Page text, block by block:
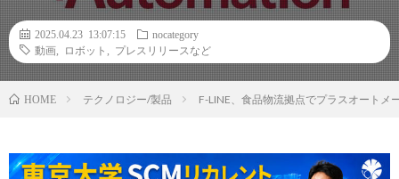
2025.04.23 13:07:15
nocategory
動画
ロボット プレスリリースなど
HOME テクノロジー/製品 F-LINE、食品物流拠点でプラスオートメ